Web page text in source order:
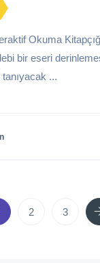
Okuma
bir eseri
...
2 3